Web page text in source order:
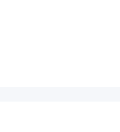
销处（中标总金额：￥11000）中标